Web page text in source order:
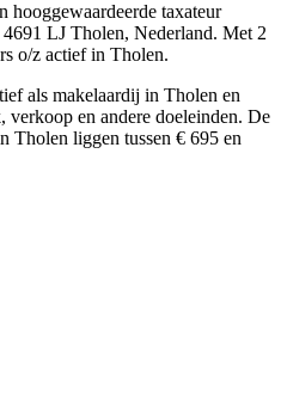
hooggewaardeerde taxateur
LJ Tholen, Nederland. Met 2
o/z actief in Tholen.
als makelaardij in Tholen en
verkoop en andere doeleinden. De
Tholen liggen tussen € 695 en